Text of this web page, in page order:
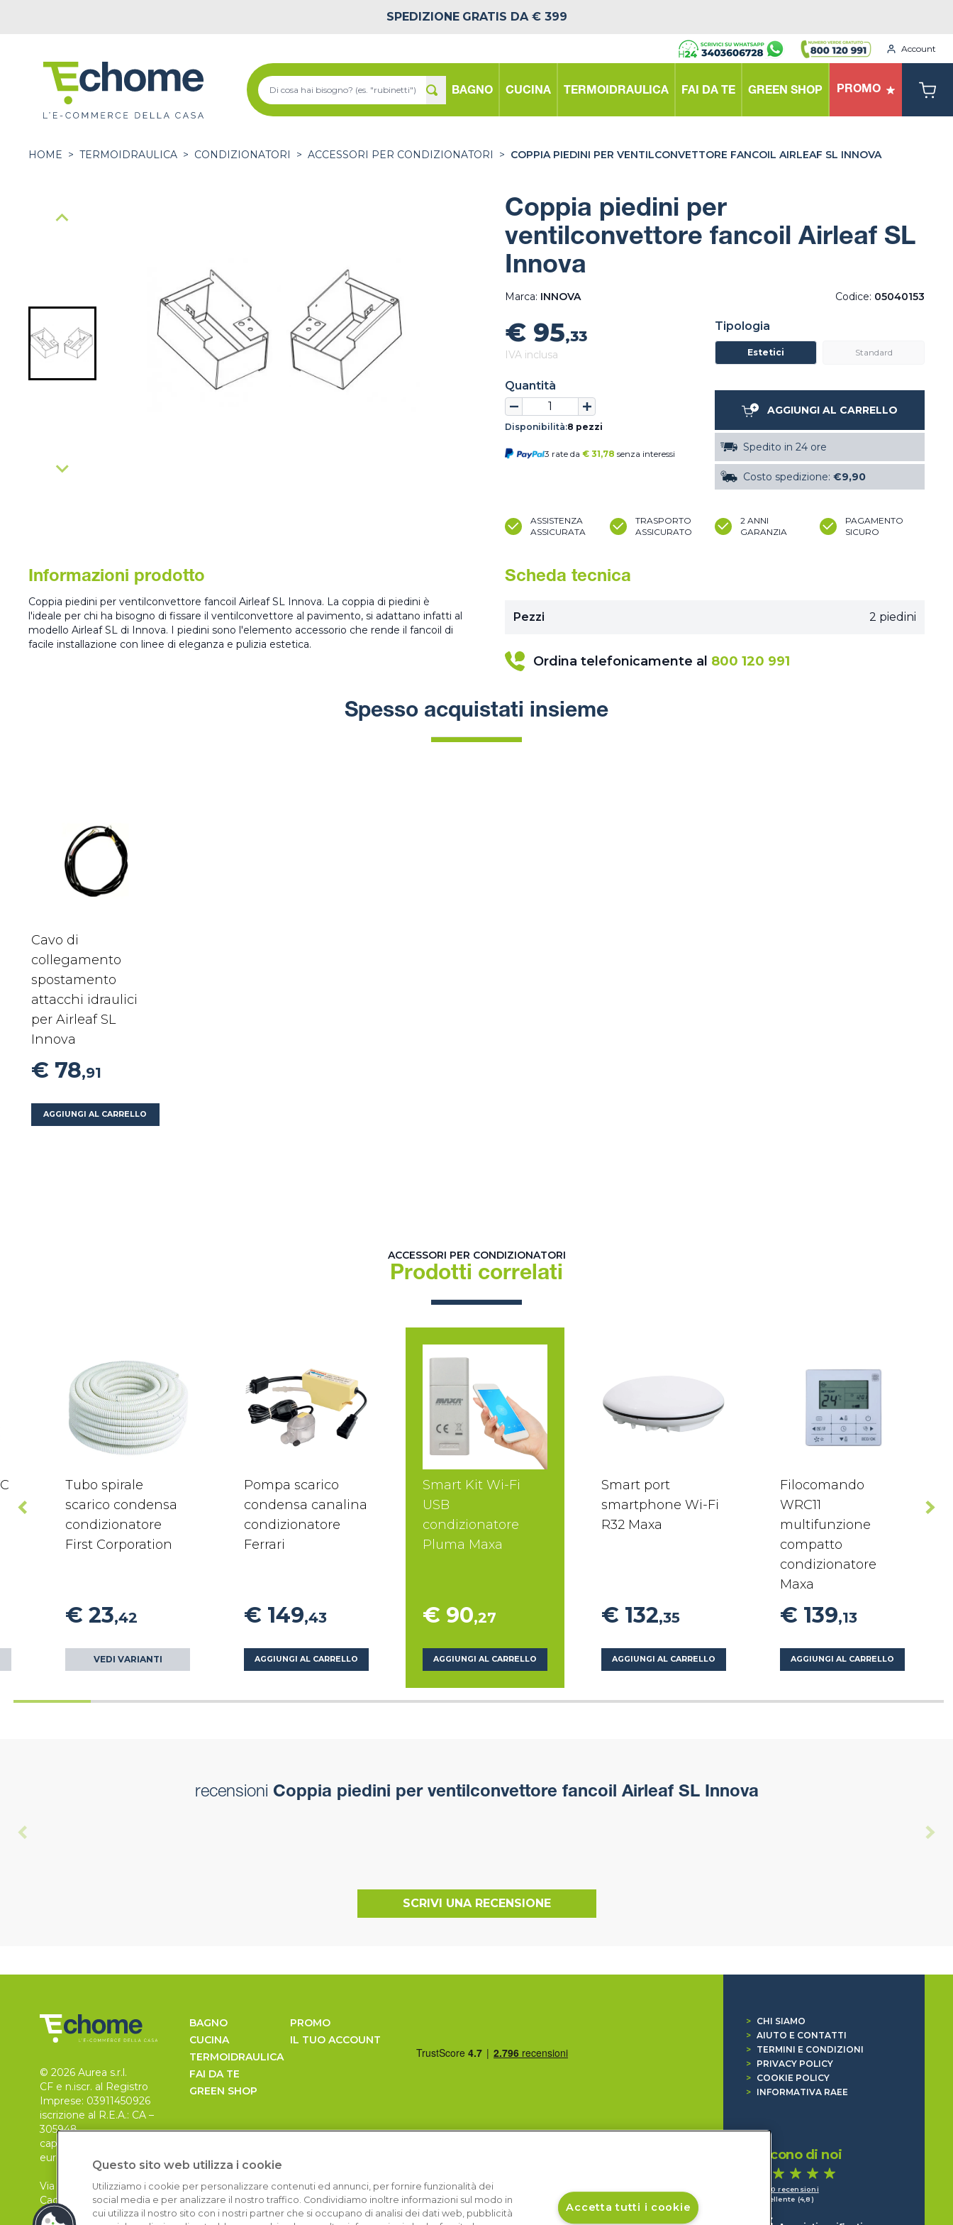
SPEDIZIONE GRATIS DA € 399
Account
BAGNO CUCINA TERMOIDRAULICA FAI DA TE GREEN SHOP PROMO
HOME > TERMOIDRAULICA > CONDIZIONATORI > ACCESSORI PER CONDIZIONATORI > COPPIA PIEDINI PER VENTILCONVETTORE FANCOIL AIRLEAF SL INNOVA
Coppia piedini per
ventilconvettore fancoil Airleaf SL
Innova
Marca: INNOVA Codice: 05040153
€ 95,33
IVA inclusa
Quantità
Disponibilità:8 pezzi
3 rate da € 31,78 senza interessi
Tipologia
Estetici Standard
AGGIUNGI AL CARRELLO
Spedito in 24 ore
Costo spedizione: €9,90
ASSISTENZA
ASSICURATA
TRASPORTO
ASSICURATO
2 ANNI
GARANZIA
PAGAMENTO
SICURO
Informazioni prodotto
Coppia piedini per ventilconvettore fancoil Airleaf SL Innova. La coppia di piedini è
l'ideale per chi ha bisogno di fissare il ventilconvettore al pavimento, si adattano infatti al
modello Airleaf SL di Innova. I piedini sono l'elemento accessorio che rende il fancoil di
facile installazione con linee di eleganza e pulizia estetica.
Scheda tecnica
Pezzi 2 piedini
Ordina telefonicamente al 800 120 991
Spesso acquistati insieme
Cavo di
collegamento
spostamento
attacchi idraulici
per Airleaf SL
Innova
€ 78,91
AGGIUNGI AL CARRELLO
ACCESSORI PER CONDIZIONATORI
Prodotti correlati
Tubo spirale
scarico condensa
condizionatore
First Corporation
€ 23,42
VEDI VARIANTI
Pompa scarico
condensa canalina
condizionatore
Ferrari
€ 149,43
AGGIUNGI AL CARRELLO
Smart Kit Wi-Fi
USB
condizionatore
Pluma Maxa
€ 90,27
AGGIUNGI AL CARRELLO
Smart port
smartphone Wi-Fi
R32 Maxa
€ 132,35
AGGIUNGI AL CARRELLO
Filocomando
WRC11
multifunzione
compatto
condizionatore
Maxa
€ 139,13
AGGIUNGI AL CARRELLO
recensioni Coppia piedini per ventilconvettore fancoil Airleaf SL Innova
SCRIVI UNA RECENSIONE
© 2026 Aurea s.r.l.
CF e n.iscr. al Registro
Imprese: 03911450926
iscrizione al R.E.A.: CA –
305948
capitale sociale 30.000
euro, i.v.
Via Pietro Leo n. 6
Cagliari
09129
BAGNO
CUCINA
TERMOIDRAULICA
FAI DA TE
GREEN SHOP
PROMO
IL TUO ACCOUNT
>
CHI SIAMO
> AIUTO E CONTATTI
>
TERMINI E CONDIZIONI
>
PRIVACY POLICY
>
COOKIE POLICY
>
INFORMATIVA RAEE
Dicono di noi
1.640 recensioni
Eccellente (4,8)
Questo sito web utilizza i cookie
Utilizziamo i cookie per personalizzare contenuti ed annunci, per fornire funzionalità dei
social media e per analizzare il nostro traffico. Condividiamo inoltre informazioni sul modo in
cui utilizza il nostro sito con i nostri partner che si occupano di analisi dei dati web, pubblicità
Accetta tutti i cookie